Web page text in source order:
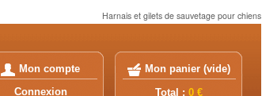
Harnais et gilets de sauvetage pour chiens
Mon compte
Connexion
Mon panier (vide)
Total : 0 €